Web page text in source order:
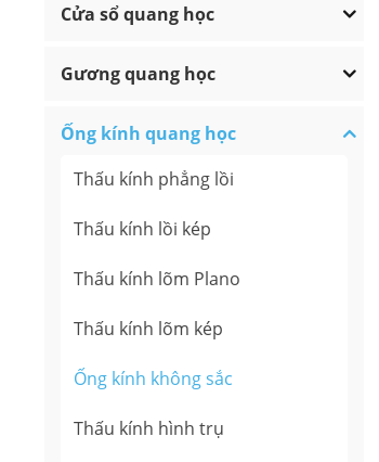
Cửa sổ quang học
Gương quang học
Ống kính quang học
Thấu kính phẳng lồi
Thấu kính lồi kép
Thấu kính lõm Plano
Thấu kính lõm kép
Ống kính không sắc
Thấu kính hình trụ